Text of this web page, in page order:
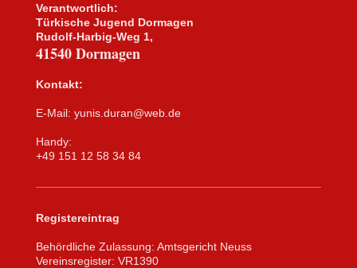
Verantwortlich:
Türkische Jugend Dormagen
Rudolf-Harbig-Weg 1,
41540 Dormagen
Kontakt:
E-Mail: yunis.duran@web.de
Handy:
+49 151 12 58 34 84
Registereintrag
Behördliche Zulassung: Amtsgericht Neuss
Vereinsregister: VR1390